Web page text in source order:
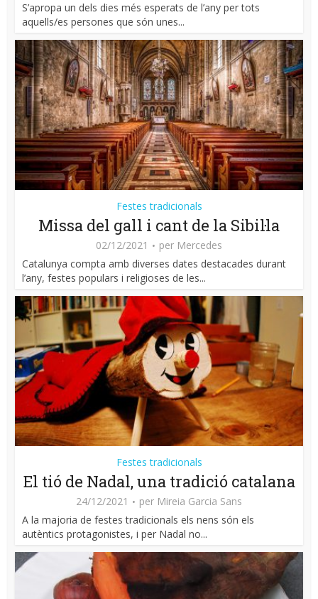
S’apropa un dels dies més esperats de l’any per tots
aquells/es persones que són unes...
Festes tradicionals
Missa del gall i cant de la Sibil·la
02/12/2021 per Mercedes
Catalunya compta amb diverses dates destacades durant
l’any, festes populars i religioses de les...
Festes tradicionals
El tió de Nadal, una tradició catalana
24/12/2021 per Mireia Garcia Sans
A la majoria de festes tradicionals els nens són els
autèntics protagonistes, i per Nadal no...